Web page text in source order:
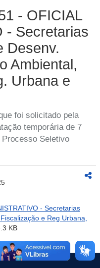
- OFICIAL
- Secretarias
Desenv.
Ambiental,
Urbana e
foi solicitado pela
temporária de 7
Processo Seletivo
- Secretarias
e Reg Urbana,
KB